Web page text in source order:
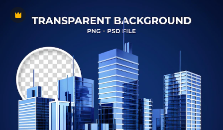
Premium